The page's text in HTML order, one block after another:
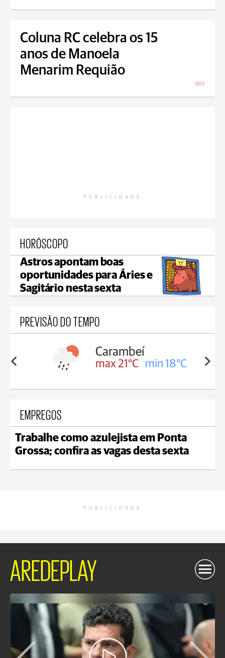
Coluna RC celebra os 15
anos de Manoela
Menarim Requião
MIX
PUBLICIDADE
HORÓSCOPO
Astros apontam boas
oportunidades para Áries e
Sagitário nesta sexta
PREVISÃO DO TEMPO
18°C
Carambeí
max 21°C min 18°C
EMPREGOS
Trabalhe como azulejista em Ponta
Grossa; confira as vagas desta sexta
PUBLICIDADE
AREDEPLAY